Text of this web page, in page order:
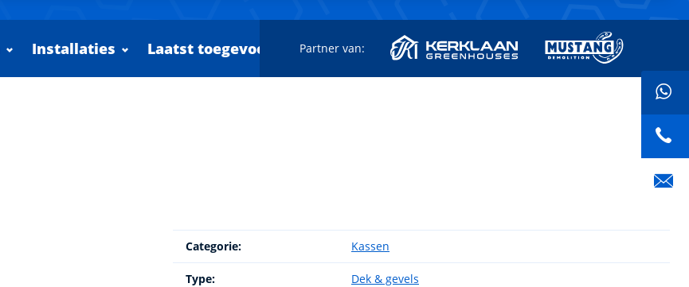
Installaties Laatst toegevoegd Partner van:
Categorie: Kassen
Type: Dek & gevels